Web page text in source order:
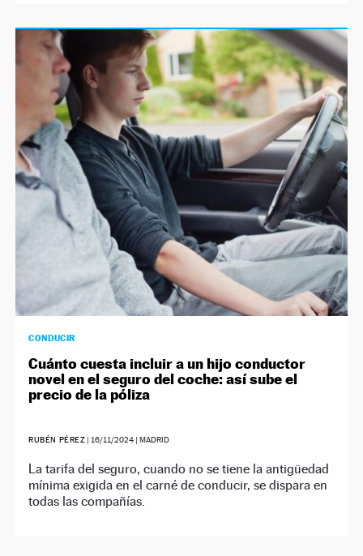
CONDUCIR
Cuánto cuesta incluir a un hijo conductor
novel en el seguro del coche: así sube el
precio de la póliza
RUBÉN PÉREZ | 16/11/2024 | MADRID
La tarifa del seguro, cuando no se tiene la antigüedad
mínima exigida en el carné de conducir, se dispara en
todas las compañías.